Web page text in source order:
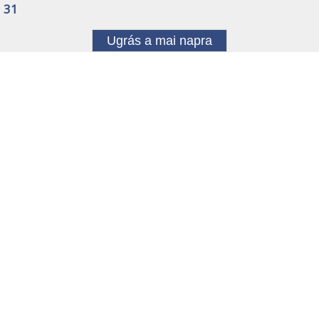
31
Ugrás a mai napra